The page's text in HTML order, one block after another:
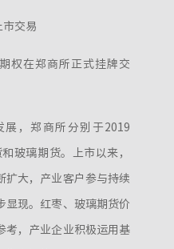
市交易
权在郑商所正式挂牌交
展，郑商所分别于2019
玻璃期货。上市以来，
扩大，产业客户参与持续
显现。红枣、玻璃期货价
考，产业企业积极运用基